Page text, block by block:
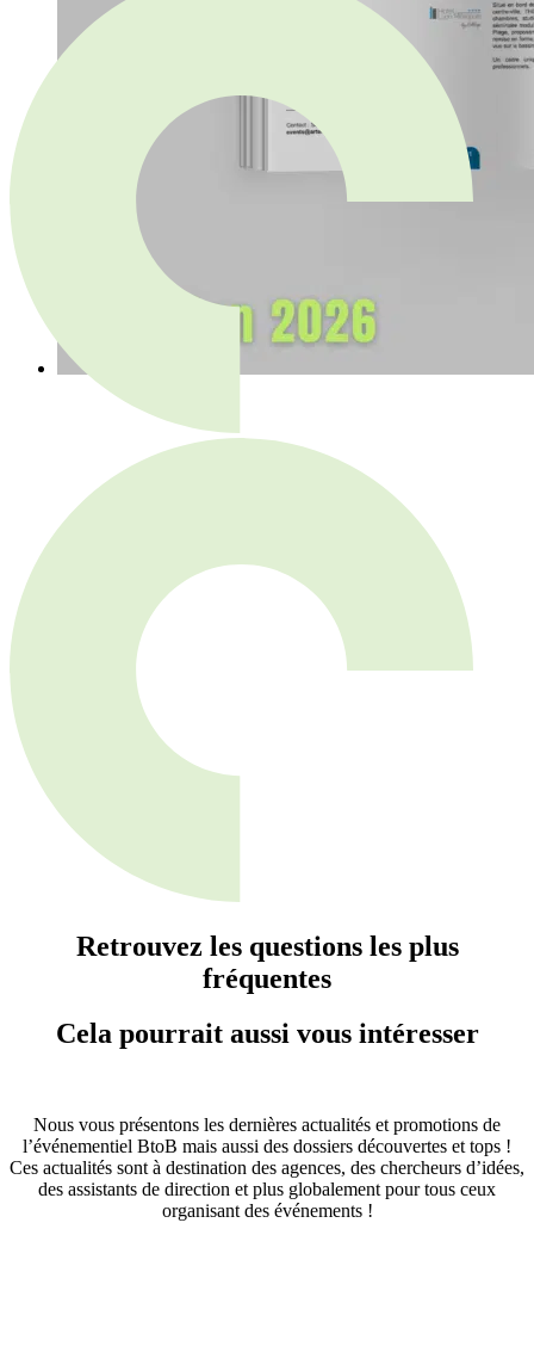
Retrouvez les questions les plus
fréquentes
Cela pourrait aussi vous intéresser
Nous vous présentons les dernières actualités et promotions de
l’événementiel BtoB mais aussi des dossiers découvertes et tops !
Ces actualités sont à destination des agences, des chercheurs d’idées,
des assistants de direction et plus globalement pour tous ceux
organisant des événements !